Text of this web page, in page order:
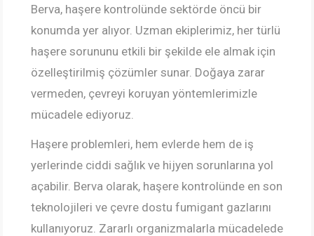
Berva, haşere kontrolünde sektörde öncü bir
konumda yer alıyor. Uzman ekiplerimiz, her türlü
haşere sorununu etkili bir şekilde ele almak için
özelleştirilmiş çözümler sunar. Doğaya zarar
vermeden, çevreyi koruyan yöntemlerimizle
mücadele ediyoruz.
Haşere problemleri, hem evlerde hem de iş
yerlerinde ciddi sağlık ve hijyen sorunlarına yol
açabilir. Berva olarak, haşere kontrolünde en son
teknolojileri ve çevre dostu fumigant gazlarını
kullanıyoruz. Zararlı organizmalarla mücadelede